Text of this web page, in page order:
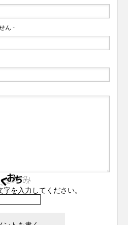
ん -
字を入力してください。